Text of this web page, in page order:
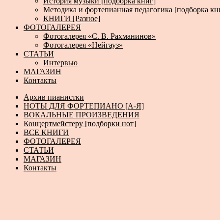
Методика и фортепианная педагогика [подборка
КНИГИ [Разное]
ФОТОГАЛЕРЕЯ
Фотогалерея «С. В. Рахманинов»
Фотогалерея «Нейгауз»
СТАТЬИ
Интервью
МАГАЗИН
Контакты
Архив пианистки
НОТЫ ДЛЯ ФОРТЕПИАНО [А-Я]
ВОКАЛЬНЫЕ ПРОИЗВЕДЕНИЯ
Концертмейстеру [подборки нот]
ВСЕ КНИГИ
ФОТОГАЛЕРЕЯ
СТАТЬИ
МАГАЗИН
Контакты